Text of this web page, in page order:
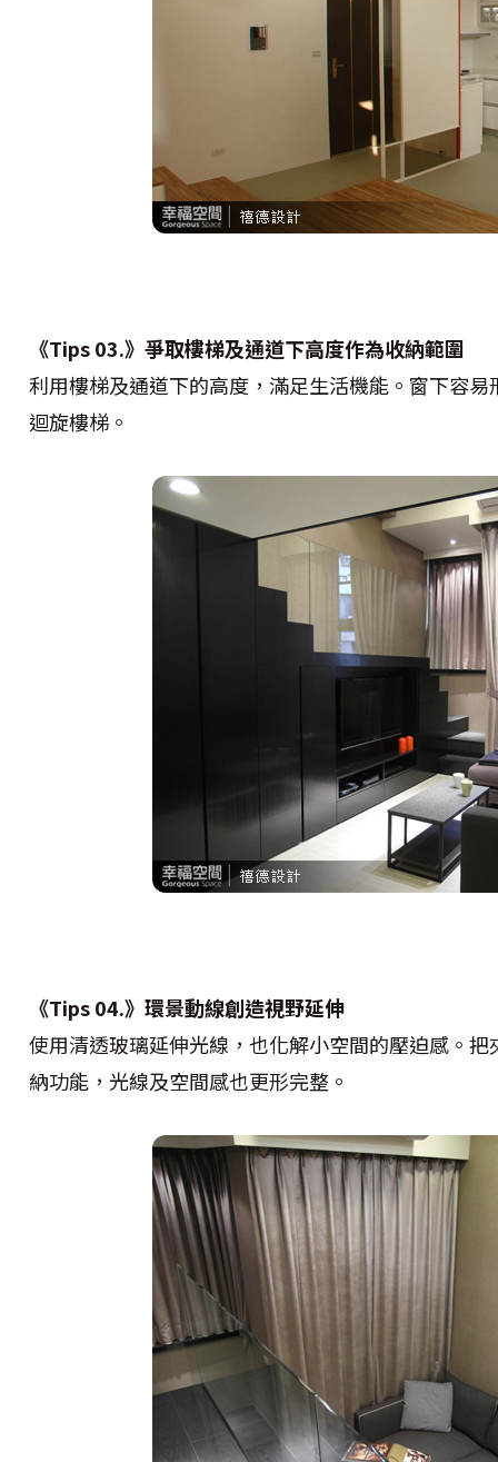
《Tips 03.》爭取樓梯及通道下高度作為收納範圍
利用樓梯及通道下的高度，滿足生活機能。窗下容
迴旋樓梯。
《Tips 04.》環景動線創造視野延伸
使用清透玻璃延伸光線，也化解小空間的壓迫感。
納功能，光線及空間感也更形完整。